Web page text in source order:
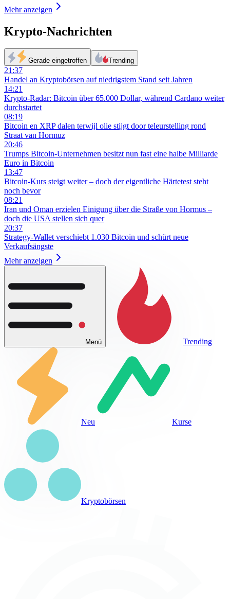
Mehr anzeigen
Krypto-Nachrichten
Gerade eingetroffen Trending
21:37
Handel an Kryptobörsen auf niedrigstem Stand seit Jahren
14:21
Krypto-Radar: Bitcoin über 65.000 Dollar, während Cardano weiter
durchstartet
08:19
Bitcoin en XRP dalen terwijl olie stijgt door teleurstelling rond
Straat van Hormuz
20:46
Trumps Bitcoin-Unternehmen besitzt nun fast eine halbe Milliarde
Euro in Bitcoin
13:47
Bitcoin-Kurs steigt weiter – doch der eigentliche Härtetest steht
noch bevor
08:21
Iran und Oman erzielen Einigung über die Straße von Hormus –
doch die USA stellen sich quer
20:37
Strategy-Wallet verschiebt 1.030 Bitcoin und schürt neue
Verkaufsängste
Mehr anzeigen
Menü Trending
Neu Kurse
Kryptobörsen